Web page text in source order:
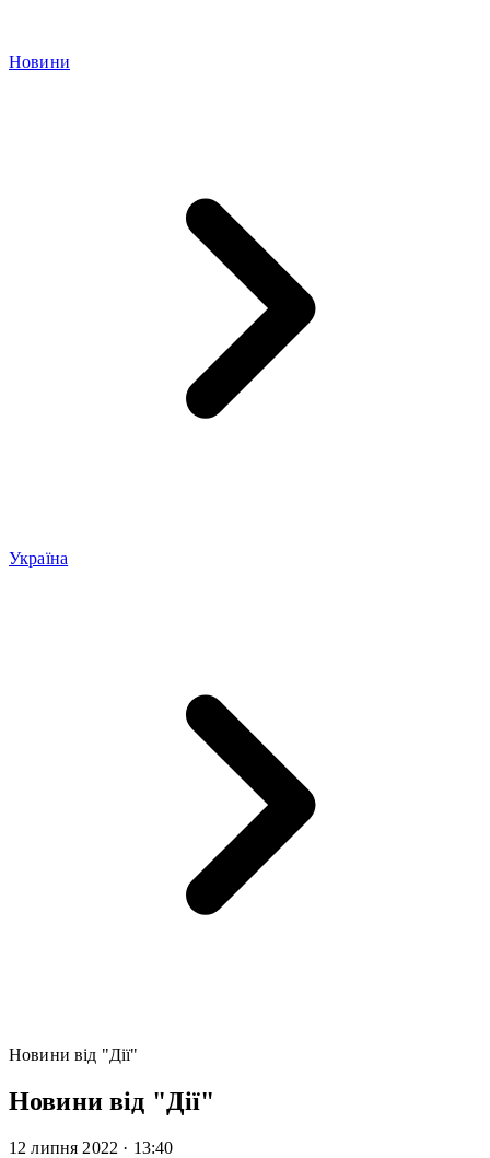
Новини
Україна
Новини від "Дії"
Новини від "Дії"
12 липня 2022 · 13:40